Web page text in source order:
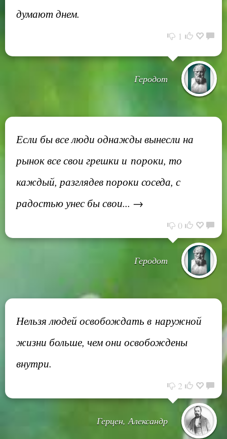
думают днем.
1
Геродот
Если бы все люди однажды вынесли на
рынок все свои грешки и пороки, то
каждый, разглядев пороки соседа, с
радостью унес бы свои... →
0
Геродот
Нельзя людей освобождать в наружной
жизни больше, чем они освобождены
внутри.
2
Герцен, Александр